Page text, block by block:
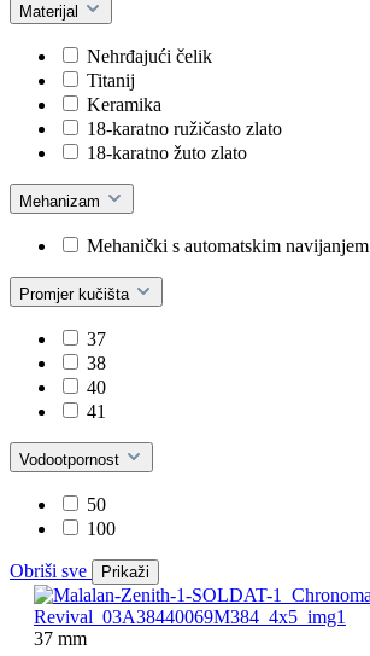
Materijal
Nehrđajući čelik
Titanij
Keramika
18-karatno ružičasto zlato
18-karatno žuto zlato
Mehanizam
Mehanički s automatskim navijanjem
Promjer kučišta
37
38
40
41
Vodootpornost
50
100
Obriši sve Prikaži
37 mm